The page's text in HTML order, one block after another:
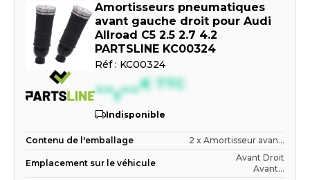
Amortisseurs pneumatiques
avant gauche droit pour Audi
Allroad C5 2.5 2.7 4.2
PARTSLINE KC00324
Réf : KC00324
--,--€ TTC
Indisponible
Contenu de l'emballage 2 x Amortisseur avan...
Emplacement sur le véhicule
Avant Droit
Avant...